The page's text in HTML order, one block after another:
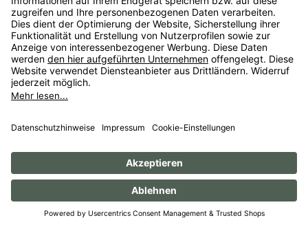
Service
Unternehmen
Alle Preise inkl. gesetzl. Mehrwertsteuer zzgl.
anders angegeben.
© 1956 - 2026 Gewürz- und Teehaus Schnorr - with
HexaMain GmbH
ImpressumAGBWiderrufsbelehrungenDatenschutz
Barrierefreiheit